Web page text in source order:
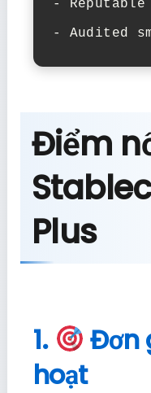
-
- Audited
Điểm
Plus
1.
Đơn
hoạt